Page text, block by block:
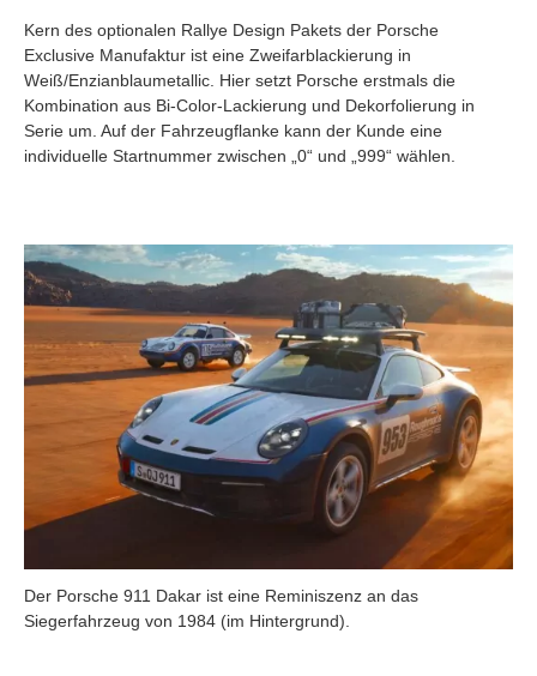
Kern des optionalen Rallye Design Pakets der Porsche
Exclusive Manufaktur ist eine Zweifarblackierung in
Weiß/Enzianblaumetallic. Hier setzt Porsche erstmals die
Kombination aus Bi-Color-Lackierung und Dekorfolierung in
Serie um. Auf der Fahrzeugflanke kann der Kunde eine
individuelle Startnummer zwischen „0“ und „999“ wählen.
Der Porsche 911 Dakar ist eine Reminiszenz an das
Siegerfahrzeug von 1984 (im Hintergrund).